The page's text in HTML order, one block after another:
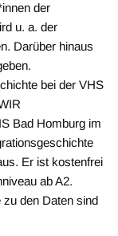
der
u. a. der
Darüber hinaus
bei der VHS
Bad Homburg im
Er ist kostenfrei
ab A2.
zu den Daten sind